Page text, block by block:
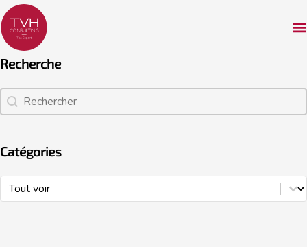
Recherche
Recherche
Recherche
Catégories
Catégories
Catégories